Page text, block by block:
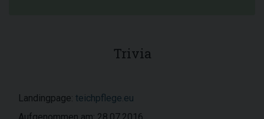
Trivia
Landingpage: teichpflege.eu